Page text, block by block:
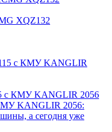
XQZ132
с КМУ KANGLIR 2056
KANGLIR 2056:
а сегодня уже